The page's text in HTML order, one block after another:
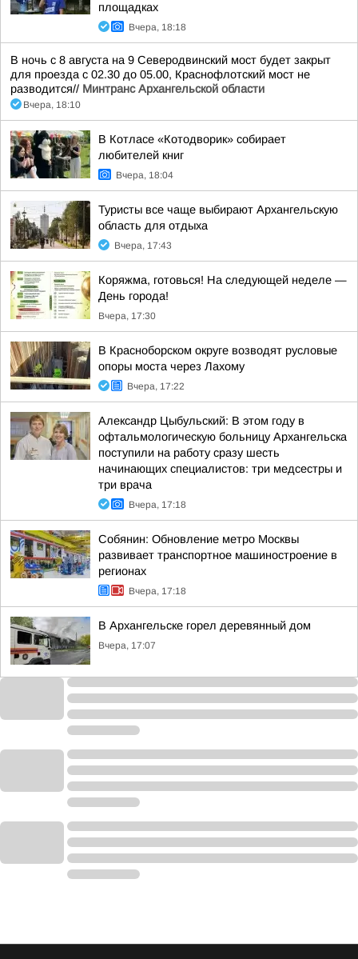
площадках
Вчера, 18:18
В ночь с 8 августа на 9 Северодвинский мост будет закрыт
для проезда с 02.30 до 05.00, Краснофлотский мост не
разводится// Минтранс Архангельской области
Вчера, 18:10
В Котласе «Котодворик» собирает
любителей книг
Вчера, 18:04
Туристы все чаще выбирают Архангельскую
область для отдыха
Вчера, 17:43
Коряжма, готовься! На следующей неделе —
День города!
Вчера, 17:30
В Красноборском округе возводят русловые
опоры моста через Лахому
Вчера, 17:22
Александр Цыбульский: В этом году в
офтальмологическую больницу Архангельска
поступили на работу сразу шесть
начинающих специалистов: три медсестры и
три врача
Вчера, 17:18
Собянин: Обновление метро Москвы
развивает транспортное машиностроение в
регионах
Вчера, 17:18
В Архангельске горел деревянный дом
Вчера, 17:07